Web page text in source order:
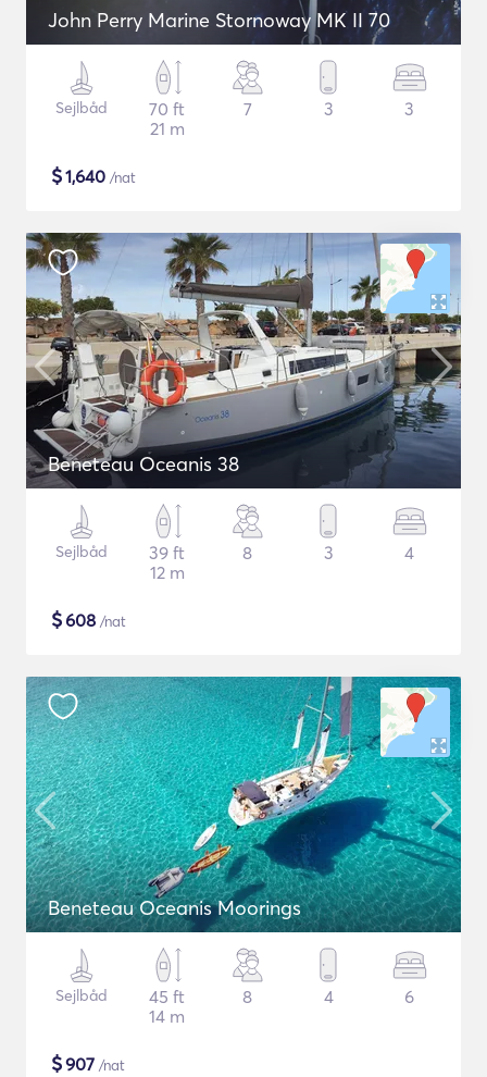
John Perry Marine Stornoway MK II 70
Sejlbåd
70 ft
21 m
7 3 3
$1,640 /nat
Beneteau Oceanis 38
Sejlbåd
39 ft
12 m
8 3 4
$608 /nat
Beneteau Oceanis Moorings
Sejlbåd
45 ft
14 m
8 4 6
$907 /nat